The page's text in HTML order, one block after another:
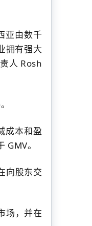
亚由数千
拥有强大
人 Rosh
成本和盈
。
向股东交
场，并在